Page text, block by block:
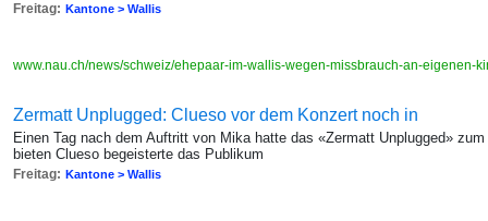
Freitag: Kantone > Wallis
www.nau.ch/news/schweiz/ehepaar-im-wallis-wegen-missbrauch-an-eigenen-
Zermatt Unplugged: Clueso vor dem Konzert noch in
Einen Tag nach dem Auftritt von Mika hatte das «Zermatt Unplugged»
bieten Clueso begeisterte das Publikum
Freitag: Kantone > Wallis